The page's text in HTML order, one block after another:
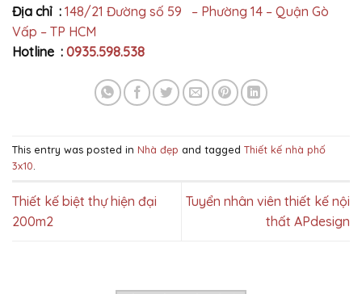
Địa chỉ : 148/21 Đường số 59 – Phường 14 – Quận Gò
Vấp – TP HCM
Hotline : 0935.598.538
This entry was posted in Nhà đẹp and tagged Thiết kế nhà phố
3x10.
Thiết kế biệt thự hiện đại
200m2
Tuyển nhân viên thiết kế nội
thất APdesign